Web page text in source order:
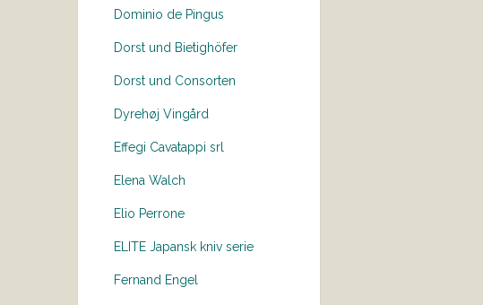
Dominio de Pingus
Dorst und Bietighöfer
Dorst und Consorten
Dyrehøj Vingård
Effegi Cavatappi srl
Elena Walch
Elio Perrone
ELITE Japansk kniv serie
Fernand Engel